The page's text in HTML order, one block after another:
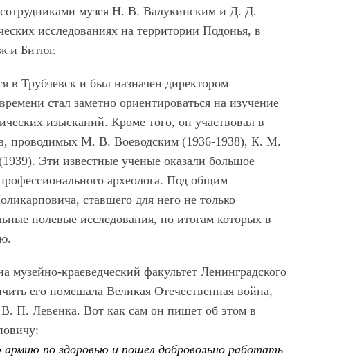
сотрудниками музея Н. В. Валукинским и Д. Д.
исследованиях на территории Подонья, в
и Битюг.
в Трубчевск и был назначен директором
стал заметно ориентироваться на изучение
изысканий. Кроме того, он участвовал в
проводимых М. В. Воеводским (1936-1938), К. М.
Эти известные ученые оказали большое
археолога. Под общим
ставшего для него не только
полевые исследования, по итогам которых в
музейно-краеведческий факультет Ленинградского
его помешала Великая Отечественная война,
В. П. Левенка. Вот как сам он пишет об этом в
по здоровью и пошел добровольно работать